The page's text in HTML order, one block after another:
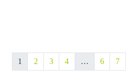
1 2 3 4 … 6 7